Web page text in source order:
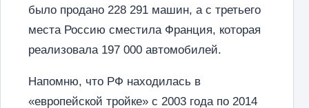
было продано 228 291 машин, а с третьего
места Россию сместила Франция, которая
реализовала 197 000 автомобилей.
Напомню, что РФ находилась в
«европейской тройке» с 2003 года по 2014